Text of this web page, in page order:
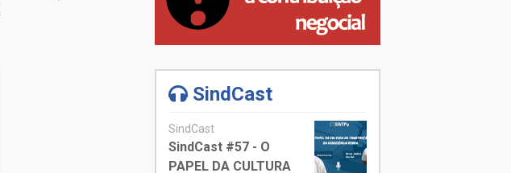
SindCast
SindCast
SindCast #57 - O
PAPEL DA CULTURA